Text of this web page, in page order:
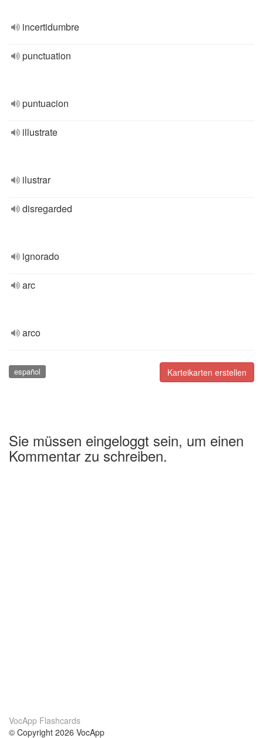
incertidumbre
punctuation
puntuacion
illustrate
ilustrar
disregarded
ignorado
arc
arco
Karteikarten erstellen
español
Sie müssen eingeloggt sein, um einen
Kommentar zu schreiben.
VocApp Flashcards
© Copyright 2026 VocApp